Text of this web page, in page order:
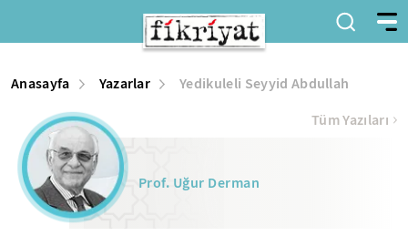
Anasayfa Yazarlar Yedikuleli Seyyid Abdullah
Prof. Uğur Derman
Tüm Yazıları